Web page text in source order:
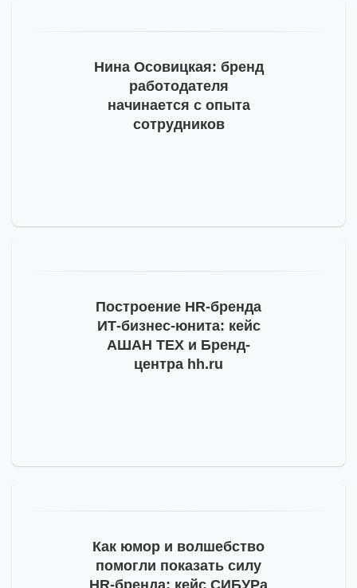
информацию про развитие бренда работодателя.
просмотрите папку «Спам».
Нина Осовицкая: бренд
работодателя
начинается с опыта
сотрудников
Построение HR-бренда
ИТ-бизнес-юнита: кейс
АШАН ТЕХ и Бренд-
центра hh.ru
Как юмор и волшебство
помогли показать силу